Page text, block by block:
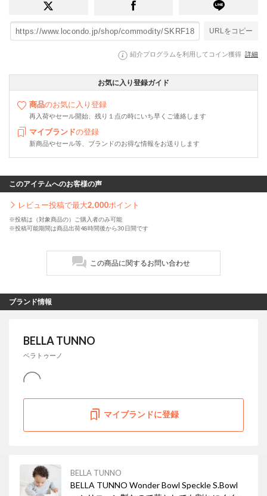
URLをコピー
紹介プログラムを利用してコイン獲得 詳細
お気に入り登録ガイド
商品のお気に入り登録
再入荷やセール開始、残り１点の時にいち早くご連絡します
マイブランドの登録
新商品やセール等、ブランドのお得な情報をお送りします
このアイテムへのお客様の声
レビュー投稿で最大2,000ポイント
※投稿は（対象商品の）ご購入者のみ可能
※投稿可能期間は商品出荷48時間後から30日間です
この商品に関するお問い合わせ
ブランド情報
BELLA TUNNO
ベラトゥーノ
マイブランドに登録
BELLA TUNNO
BELLA TUNNO Wonder Bowl Speckle S.Bowl